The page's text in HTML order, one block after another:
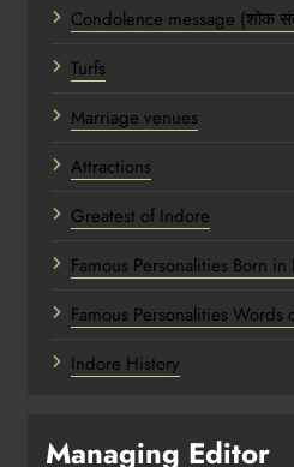
Condolence message (शोक
Turfs
Marriage venues
Attractions
Greatest of Indore
Famous Personalities Born
Famous Personalities Words
Indore History
Managing Editor